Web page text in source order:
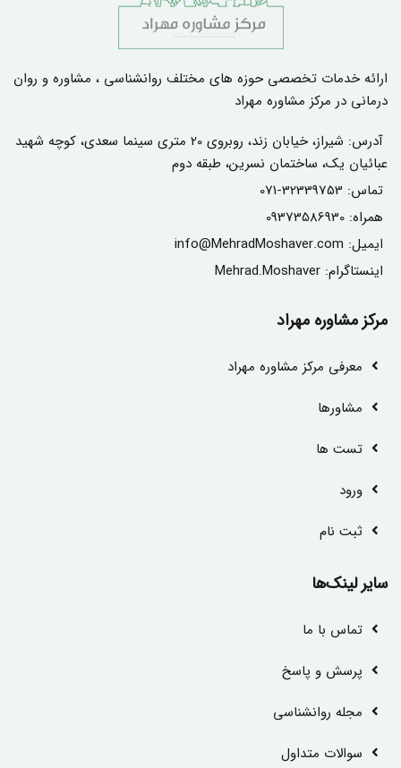
ارائه خدمات تخصصی حوزه های مختلف روانشناسی ، مشاوره و روان
درمانی در مرکز مشاوره مهراد
آدرس:
شیراز، خیابان زند، روبروی 20 متری سینما سعدی، کوچه شهید
عبائیان یک، ساختمان نسرین، طبقه دوم
تماس: 071-32339753
همراه: 09373586930
ایمیل: info@MehradMoshaver.com
اینستاگرام: Mehrad.Moshaver
مرکز مشاوره مهراد
معرفی مرکز مشاوره مهراد
مشاور‌ها
تست ها
ورود
ثبت نام
سایر لینک‌ها
تماس با ما
پرسش و پاسخ
مجله روانشناسی
سوالات متداول